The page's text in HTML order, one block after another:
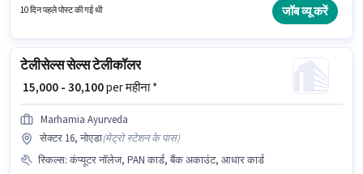
वायरिंग, कम्युनिकेशन स्किल जैसी स्किल्स होनी चाहिए। FLEETKONNECT में टेलीसेल्स /
टेलीमार्केटिंग श्रेणी में टेली कॉलिंग के रूप में जुड़ें। आवेदकों के पास कम से कम 12वीं पास
10 दिन पहले पोस्ट की गई थी जॉब व्यू करें
टेलीसेल्स सेल्स टेलीकॉलर
₹ 15,000 - 30,100per महीना *
Marhamia Ayurveda
सेक्टर 16, नोएडा(मेट्रो स्टेशन के पास)
स्किल्स: कंप्यूटर नॉलेज, PAN कार्ड, बैंक अकाउंट, आधार कार्ड